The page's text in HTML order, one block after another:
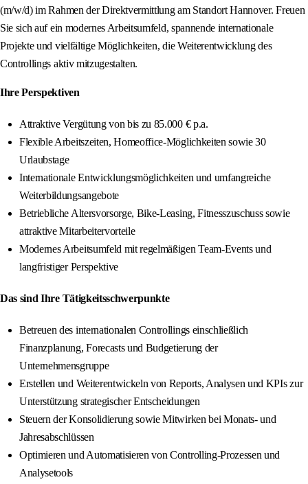
(m/w/d) im Rahmen der Direktvermittlung am Standort Hannover. Freuen
Sie sich auf ein modernes Arbeitsumfeld, spannende internationale
Projekte und vielfältige Möglichkeiten, die Weiterentwicklung des
Controllings aktiv mitzugestalten.
Ihre Perspektiven
Attraktive Vergütung von bis zu 85.000 € p.a.
Flexible Arbeitszeiten, Homeoffice-Möglichkeiten sowie 30
Urlaubstage
Internationale Entwicklungsmöglichkeiten und umfangreiche
Weiterbildungsangebote
Betriebliche Altersvorsorge, Bike-Leasing, Fitnesszuschuss sowie
attraktive Mitarbeitervorteile
Modernes Arbeitsumfeld mit regelmäßigen Team-Events und
langfristiger Perspektive
Das sind Ihre Tätigkeitsschwerpunkte
Betreuen des internationalen Controllings einschließlich
Finanzplanung, Forecasts und Budgetierung der
Unternehmensgruppe
Erstellen und Weiterentwickeln von Reports, Analysen und KPIs zur
Unterstützung strategischer Entscheidungen
Steuern der Konsolidierung sowie Mitwirken bei Monats- und
Jahresabschlüssen
Optimieren und Automatisieren von Controlling-Prozessen und
Analysetools